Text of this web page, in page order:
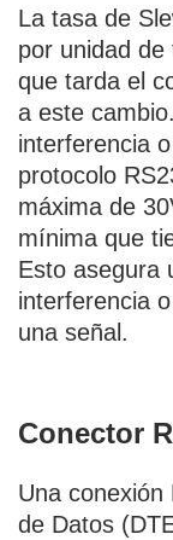
La tasa de
por unidad
que tarda el
a este
interferencia
protocolo
máxima de
mínima que
Esto asegura
interferencia
una señal.
Conector
Una conexión
de Datos